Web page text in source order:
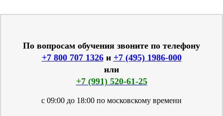
По вопросам обучения звоните по телефону
+7 800 707 1326и +7 (495) 1986-000
или
+7 (991) 520-61-25
с 09:00 до 18:00 по московскому времени